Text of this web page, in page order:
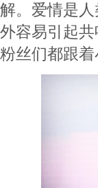
解。爱情是
外容易引起
粉丝们都跟